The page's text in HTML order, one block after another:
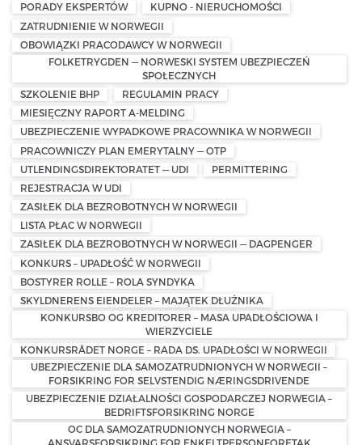
PORADY EKSPERTÓW
KUPNO - NIERUCHOMOŚCI
ZATRUDNIENIE W NORWEGII
OBOWIĄZKI PRACODAWCY W NORWEGII
FOLKETRYGDEN — NORWESKI SYSTEM UBEZPIECZEŃ
SPOŁECZNYCH
SZKOLENIE BHP
REGULAMIN PRACY
MIESIĘCZNY RAPORT A-MELDING
UBEZPIECZENIE WYPADKOWE PRACOWNIKA W NORWEGII
PRACOWNICZY PLAN EMERYTALNY — OTP
UTLENDINGSDIREKTORATET — UDI
PERMITTERING
REJESTRACJA W UDI
ZASIŁEK DLA BEZROBOTNYCH W NORWEGII
LISTA PŁAC W NORWEGII
ZASIŁEK DLA BEZROBOTNYCH W NORWEGII — DAGPENGER
KONKURS – UPADŁOŚĆ W NORWEGII
BOSTYRER ROLLE – ROLA SYNDYKA
SKYLDNERENS EIENDELER – MAJĄTEK DŁUŻNIKA
KONKURSBO OG KREDITORER – MASA UPADŁOŚCIOWA I
WIERZYCIELE
KONKURSRÅDET NORGE – RADA DS. UPADŁOŚCI W NORWEGII
UBEZPIECZENIE DLA SAMOZATRUDNIONYCH W NORWEGII –
FORSIKRING FOR SELVSTENDIG NÆRINGSDRIVENDE
UBEZPIECZENIE DZIAŁALNOŚCI GOSPODARCZEJ NORWEGIA –
BEDRIFTSFORSIKRING NORGE
OC DLA SAMOZATRUDNIONYCH NORWEGIA –
ANSVARSFORSIKRING FOR ENKELTPERSONFORETAK